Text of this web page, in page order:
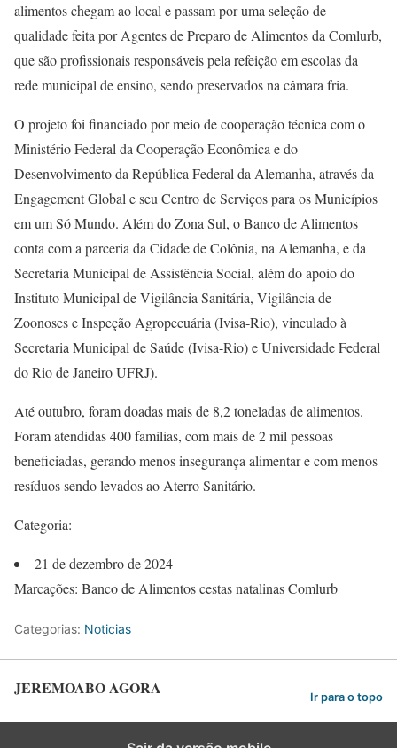
alimentos chegam ao local e passam por uma seleção de
qualidade feita por Agentes de Preparo de Alimentos da Comlurb,
que são profissionais responsáveis pela refeição em escolas da
rede municipal de ensino, sendo preservados na câmara fria.
O projeto foi financiado por meio de cooperação técnica com o
Ministério Federal da Cooperação Econômica e do
Desenvolvimento da República Federal da Alemanha, através da
Engagement Global e seu Centro de Serviços para os Municípios
em um Só Mundo. Além do Zona Sul, o Banco de Alimentos
conta com a parceria da Cidade de Colônia, na Alemanha, e da
Secretaria Municipal de Assistência Social, além do apoio do
Instituto Municipal de Vigilância Sanitária, Vigilância de
Zoonoses e Inspeção Agropecuária (Ivisa-Rio), vinculado à
Secretaria Municipal de Saúde (Ivisa-Rio) e Universidade Federal
do Rio de Janeiro UFRJ).
Até outubro, foram doadas mais de 8,2 toneladas de alimentos.
Foram atendidas 400 famílias, com mais de 2 mil pessoas
beneficiadas, gerando menos insegurança alimentar e com menos
resíduos sendo levados ao Aterro Sanitário.
Categoria:
21 de dezembro de 2024
Marcações: Banco de Alimentos cestas natalinas Comlurb
Categorias: Noticias
JEREMOABO AGORA Ir para o topo